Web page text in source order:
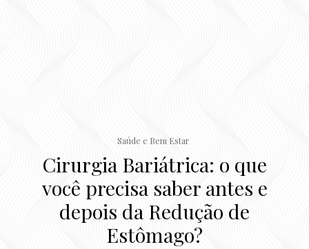
Saúde e Bem Estar
Cirurgia Bariátrica: o que
você precisa saber antes e
depois da Redução de
Estômago?